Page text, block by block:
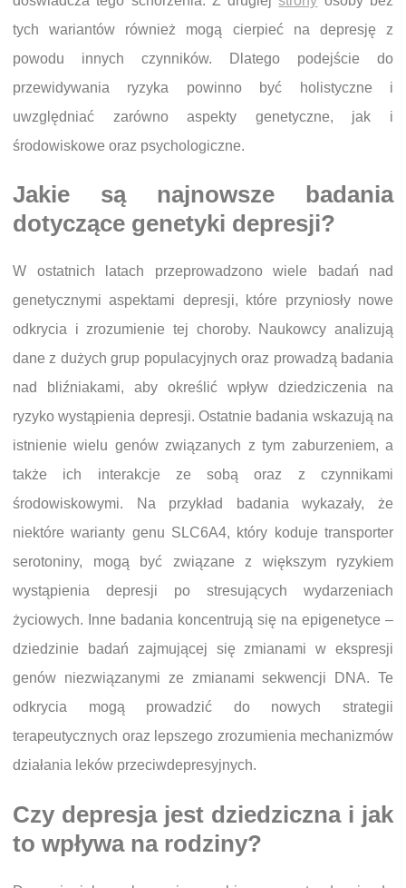
tych wariantów również mogą cierpieć na depresję z
powodu innych czynników. Dlatego podejście do
przewidywania ryzyka powinno być holistyczne i
uwzględniać zarówno aspekty genetyczne, jak i
środowiskowe oraz psychologiczne.
Jakie są najnowsze badania
dotyczące genetyki depresji?
W ostatnich latach przeprowadzono wiele badań nad
genetycznymi aspektami depresji, które przyniosły nowe
odkrycia i zrozumienie tej choroby. Naukowcy analizują
dane z dużych grup populacyjnych oraz prowadzą badania
nad bliźniakami, aby określić wpływ dziedziczenia na
ryzyko wystąpienia depresji. Ostatnie badania wskazują na
istnienie wielu genów związanych z tym zaburzeniem, a
także ich interakcje ze sobą oraz z czynnikami
środowiskowymi. Na przykład badania wykazały, że
niektóre warianty genu SLC6A4, który koduje transporter
serotoniny, mogą być związane z większym ryzykiem
wystąpienia depresji po stresujących wydarzeniach
życiowych. Inne badania koncentrują się na epigenetyce –
dziedzinie badań zajmującej się zmianami w ekspresji
genów niezwiązanymi ze zmianami sekwencji DNA. Te
odkrycia mogą prowadzić do nowych strategii
terapeutycznych oraz lepszego zrozumienia mechanizmów
działania leków przeciwdepresyjnych.
Czy depresja jest dziedziczna i jak
to wpływa na rodziny?